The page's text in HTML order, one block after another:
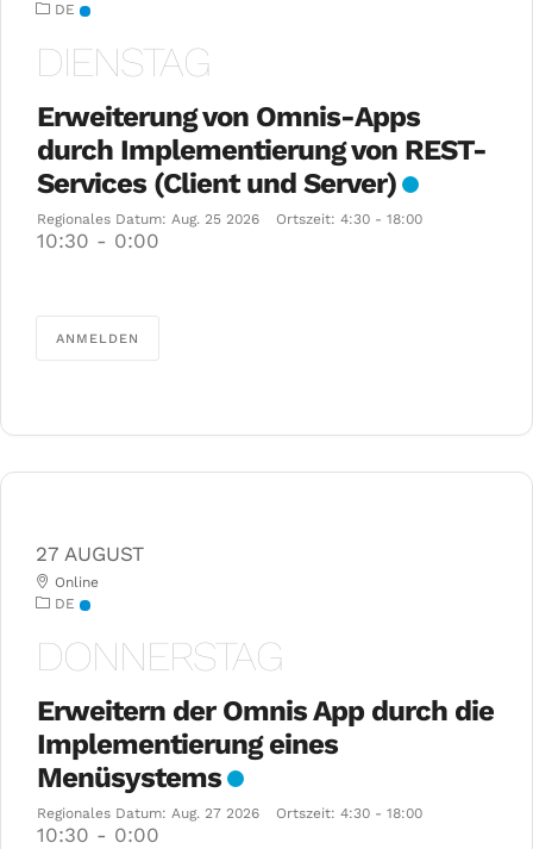
DE
DIENSTAG
Erweiterung von Omnis-Apps
durch Implementierung von REST-
Services (Client und Server)
Regionales Datum: Aug. 25 2026 Ortszeit: 4:30 - 18:00
10:30 - 0:00
ANMELDEN
27 AUGUST
Online
DE
DONNERSTAG
Erweitern der Omnis App durch die
Implementierung eines
Menüsystems
Regionales Datum: Aug. 27 2026 Ortszeit: 4:30 - 18:00
10:30 - 0:00